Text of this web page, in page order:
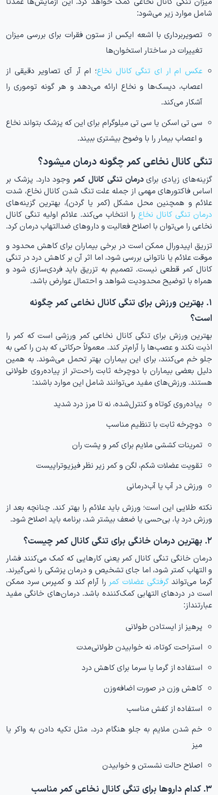
شامل موارد زیر می‌شود:
تصویربرداری با اشعه ایکس از ستون فقرات برای بررسی میزان
تغییرات در ساختار استخوان‌ها
عکس ام ار ای تنگی کانال نخاع؛ ام آر آی تصاویر دقیقی از
اعصاب، دیسک‌ها و نخاع ارائه می‌دهد و هر گونه توموری را
آشکار می‌کند.
سی تی اسکن یا سی تی میلوگرام برای این که پزشک بتواند نخاع
و اعصاب بیمار را با وضوح بیشتری ببیند.
تنگی کانال نخاعی کمر چگونه درمان میشود؟
گزینه‌های زیادی برایدرمان تنگی کانال کمر وجود دارد. پزشک بر
اساس فاکتورهای مهمی از جمله علت تنگ شدن کانال نخاع، شدت
علائم و همچنین محل مشکل (کمر یا گردن)، بهترین گزینه‌های
درمان تنگی کانال نخاع را انتخاب می‌کند. علائم اولیه تنگی کانال
نخاعی را می‌‌توان با اصلاح فعالیت و داروهای ضدالتهاب درمان کرد.
تزریق اپیدورال ممکن است در برخی بیماران برای کاهش محدود و
موقت علائم یا ناتوانی بررسی شود، اما اثر آن بر کاهش درد در تنگی
کانال کمر قطعی نیست. تصمیم به تزریق باید فردی‌سازی شود و
همراه با توضیح محدودیت شواهد و احتمال عوارض باشد.
۱. بهترین ورزش برای تنگی کانال نخاعی کمر چگونه
است؟
بهترین ورزش برای تنگی کانال نخاعی کمر ورزشی است که کمر را
اذیت نکند و عصب‌ها را آرام‌تر کند. معمولاً حرکاتی که بدن را کمی به
جلو خم می‌کنند، برای این بیماران بهتر تحمل می‌شوند. به همین
دلیل بعضی بیماران با دوچرخه ثابت راحت‌تر از پیاده‌روی طولانی
هستند. ورزش‌های مفید می‌توانند شامل این موارد باشند:
پیاده‌روی کوتاه و کنترل‌شده، نه تا مرز درد شدید
دوچرخه ثابت با تنظیم مناسب
تمرینات کششی ملایم برای کمر و پشت ران
تقویت عضلات شکم، لگن و کمر زیر نظر فیزیوتراپیست
ورزش در آب یا آب‌درمانی
نکته طلایی این است؛ ورزش باید علائم را بهتر کند. چنانچه بعد از
ورزش درد پا، بی‌حسی یا ضعف بیشتر شد، برنامه باید اصلاح شود.
۲. بهترین درمان خانگی برای تنگی کانال کمر چیست؟
درمان خانگی تنگی کانال کمر یعنی کارهایی که کمک می‌کنند فشار
و التهاب کمتر شود، اما جای تشخیص و درمان پزشکی را نمی‌گیرند.
گرما می‌تواندگرفتگی عضلات کمر را آرام کند و کمپرس سرد ممکن
است در دردهای التهابی کمک‌کننده باشد. درمان‌های خانگی مفید
عبارتنداز:
پرهیز از ایستادن طولانی
استراحت کوتاه، نه خوابیدن طولانی‌مدت
استفاده از گرما یا سرما برای کاهش درد
کاهش وزن در صورت اضافه‌وزن
استفاده از کفش مناسب
خم شدن ملایم به جلو هنگام درد، مثل تکیه دادن به واکر یا
میز
اصلاح حالت نشستن و خوابیدن
۳. کدام داروها برای تنگی کانال نخاعی کمر مناسب